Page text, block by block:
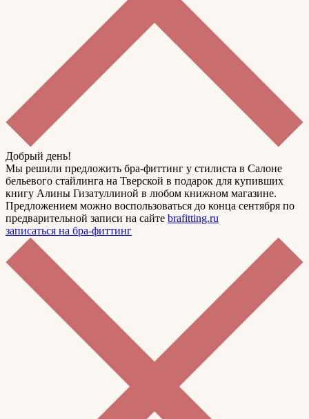
Добрый день!
Мы решили предложить бра-фиттинг у стилиста в Салоне
бельевого стайлинга на Тверской в подарок для купивших
книгу Алины Гизатуллиной в любом книжном магазине.
Предложением можно воспользоваться до конца сентября по
предварительной записи на сайте brafitting.ru
записаться на бра-фиттинг